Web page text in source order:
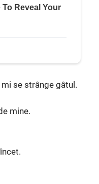
se strânge gâtul.
mine.